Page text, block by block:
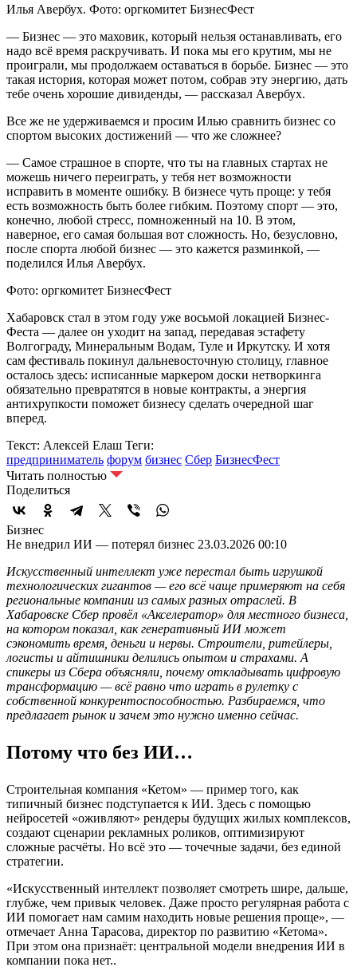
Илья Авербух. Фото: оргкомитет БизнесФест
— Бизнес — это маховик, который нельзя останавливать, его
надо всё время раскручивать. И пока мы его крутим, мы не
проиграли, мы продолжаем оставаться в борьбе. Бизнес — это
такая история, которая может потом, собрав эту энергию, дать
тебе очень хорошие дивиденды, — рассказал Авербух.
Все же не удерживаемся и просим Илью сравнить бизнес со
спортом высоких достижений — что же сложнее?
— Самое страшное в спорте, что ты на главных стартах не
можешь ничего переиграть, у тебя нет возможности
исправить в моменте ошибку. В бизнесе чуть проще: у тебя
есть возможность быть более гибким. Поэтому спорт — это,
конечно, любой стресс, помноженный на 10. В этом,
наверное, его самая большая вот сложность. Но, безусловно,
после спорта любой бизнес — это кажется разминкой, —
поделился Илья Авербух.
Фото: оргкомитет БизнесФест
Хабаровск стал в этом году уже восьмой локацией Бизнес-
Феста — далее он уходит на запад, передавая эстафету
Волгограду, Минеральным Водам, Туле и Иркутску. И хотя
сам фестиваль покинул дальневосточную столицу, главное
осталось здесь: исписанные маркером доски нетворкинга
обязательно превратятся в новые контракты, а энергия
антихрупкости поможет бизнесу сделать очередной шаг
вперед.
Текст: Алексей Елаш Теги:
предприниматель форум бизнес Сбер БизнесФест
Читать полностью
Поделиться
Бизнес
Не внедрил ИИ — потерял бизнес 23.03.2026 00:10
Искусственный интеллект уже перестал быть игрушкой
технологических гигантов — его всё чаще примеряют на себя
региональные компании из самых разных отраслей. В
Хабаровске Сбер провёл «Акселератор» для местного бизнеса,
на котором показал, как генеративный ИИ может
сэкономить время, деньги и нервы. Строители, ритейлеры,
логисты и айтишники делились опытом и страхами. А
спикеры из Сбера объясняли, почему откладывать цифровую
трансформацию — всё равно что играть в рулетку с
собственной конкурентоспособностью. Разбираемся, что
предлагает рынок и зачем это нужно именно сейчас.
Потому что без ИИ…
Строительная компания «Кетом» — пример того, как
типичный бизнес подступается к ИИ. Здесь с помощью
нейросетей «оживляют» рендеры будущих жилых комплексов,
создают сценарии рекламных роликов, оптимизируют
сложные расчёты. Но всё это — точечные задачи, без единой
стратегии.
«Искусственный интеллект позволяет смотреть шире, дальше,
глубже, чем привык человек. Даже просто регулярная работа с
ИИ помогает нам самим находить новые решения проще», —
отмечает Анна Тарасова, директор по развитию «Кетома».
При этом она признаёт: центральной модели внедрения ИИ в
компании пока нет..